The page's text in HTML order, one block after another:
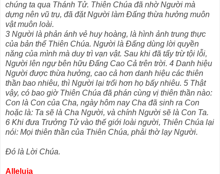
chúng ta qua Thánh Tử. Thiên Chúa đã nhờ Người mà
dựng nên vũ trụ, đã đặt Người làm Đấng thừa hưởng muôn
vật muôn loài.
3 Người là phản ánh vẻ huy hoàng, là hình ảnh trung thực
của bản thể Thiên Chúa. Người là Đấng dùng lời quyền
năng của mình mà duy trì vạn vật. Sau khi đã tẩy trừ tội lỗi,
Người lên ngự bên hữu Đấng Cao Cả trên trời. 4 Danh hiệu
Người được thừa hưởng, cao cả hơn danh hiệu các thiên
thần bao nhiêu, thì Người lại trổi hơn họ bấy nhiêu. 5 Thật
vậy, có bao giờ Thiên Chúa đã phán cùng vị thiên thần nào:
Con là Con của Cha, ngày hôm nay Cha đã sinh ra Con
hoặc là: Ta sẽ là Cha Người, và chính Người sẽ là Con Ta.
6 Khi đưa Trưởng Tử vào thế giới loài người, Thiên Chúa lại
nói: Mọi thiên thần của Thiên Chúa, phải thờ lạy Người.
Đó là Lời Chúa.
Alleluia